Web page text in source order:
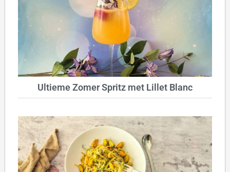
Ultieme Zomer Spritz met Lillet Blanc